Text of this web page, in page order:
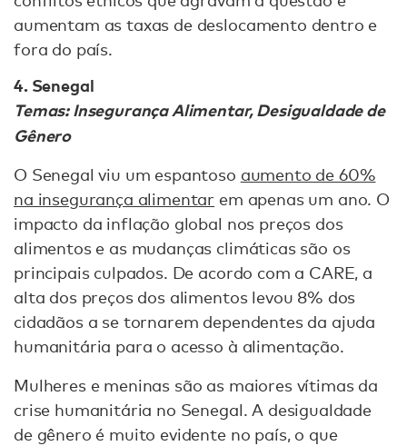
aumentam as taxas de deslocamento dentro e
fora do país.
4. Senegal
Temas: Insegurança Alimentar, Desigualdade de
Gênero
O Senegal viu um espantoso aumento de 60%
na insegurança alimentar em apenas um ano. O
impacto da inflação global nos preços dos
alimentos e as mudanças climáticas são os
principais culpados. De acordo com a CARE, a
alta dos preços dos alimentos levou 8% dos
cidadãos a se tornarem dependentes da ajuda
humanitária para o acesso à alimentação.
Mulheres e meninas são as maiores vítimas da
crise humanitária no Senegal. A desigualdade
de gênero é muito evidente no país, o que